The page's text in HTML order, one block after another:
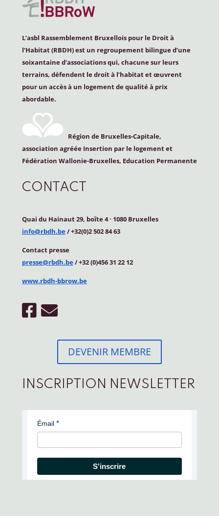
L’asbl Rassemblement Bruxellois pour le Droit à
l’Habitat (RBDH) est un regroupement bilingue d’une
soixantaine d’associations qui, chacune sur leurs
terrains, défendent le droit à l’habitat et œuvrent
pour un accès à un logement de qualité à prix
abordable.
Région de Bruxelles-Capitale,
association agréée Insertion par le logement et
Fédération Wallonie-Bruxelles, Education Permanente
CONTACT
Quai du Hainaut 29, boîte 4· 1080 Bruxelles
info@rbdh.be/ +32(0)2 502 84 63
Contact presse
presse@rbdh.be/ +32 (0)456 31 22 12
www.rbdh-bbrow.be
DEVENIR MEMBRE
INSCRIPTION NEWSLETTER
Émail
S'inscrire